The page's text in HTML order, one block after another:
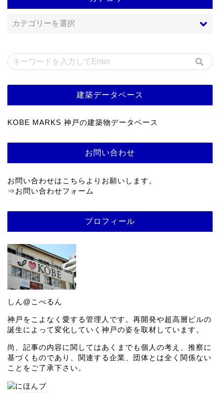
建築データベース
KOBE MARKS 神戸の建築物データベース
お問い合わせ
お問い合わせはこちらよりお願いします。
⇒お問い合わせフォーム
プロフィール
しん@こべるん
神戸をこよなく愛する管理人です。再開発や超高層ビルの
誕生によって変化していく神戸の姿を取材しています。
尚、記事の内容に関してはあくまでも個人の考え、推察に
基づくものであり、関連する企業、団体とは全く関係ない
ことをご了承下さい。